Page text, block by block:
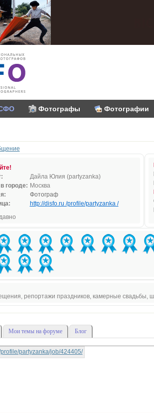
Фотографы Фотографии
Дайла Юлия (partyzanka)
городе: Москва
Фотограф
http://disfo.ru /profile/partyzanka /
репортажи праздников, камерные свадьбы,
Мои темы на форуме Блог
profile/partyzanka/job/424405/